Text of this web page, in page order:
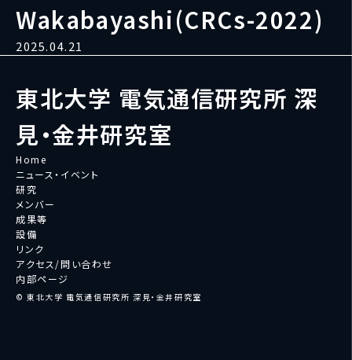
Wakabayashi(CRCs-2022)
2025.04.21
東北大学 電気通信研究所 深
見・金井研究室
Home
ニュース・イベント
研究
メンバー
成果等
設備
リンク
アクセス/問い合わせ
内部ページ
© 東北大学 電気通信研究所 深見・金井研究室